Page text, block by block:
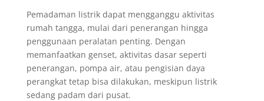
Pemadaman listrik dapat mengganggu aktivitas
rumah tangga, mulai dari penerangan hingga
penggunaan peralatan penting. Dengan
memanfaatkan genset, aktivitas dasar seperti
penerangan, pompa air, atau pengisian daya
perangkat tetap bisa dilakukan, meskipun listrik
sedang padam dari pusat.